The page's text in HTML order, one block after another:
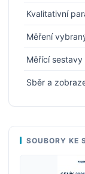
Kvalitativní
Měření
Měřící
Sběr a
SOUBORY KE